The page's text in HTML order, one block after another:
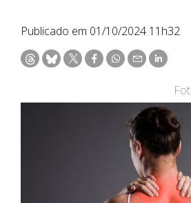
Publicado em 01/10/2024 11h32